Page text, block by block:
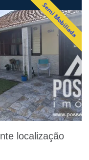
Semi Mobiliada
localização